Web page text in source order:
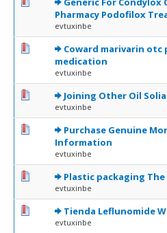
Pharmacy Podofilox
evtuxinbe
Coward marivarin
medication
evtuxinbe
0 Votes - 0 sur 5 en
12345
Joining Other Oil
evtuxinbe
0 Votes - 0 sur 5 en
12 345
Purchase Genuine
Information
evtuxinbe
0 Votes - 0 sur 5 en
123 45
Plastic packaging
evtuxinbe
0 Votes - 0 sur 5 en
12345
Tienda Leflunomide
evtuxinbe
0 Votes - 0 sur 5 en
12345